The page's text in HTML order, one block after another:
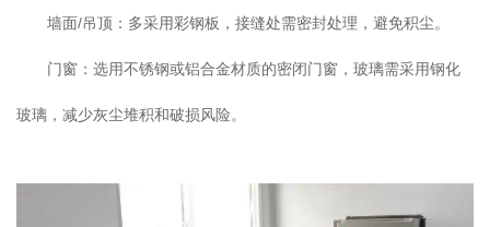
墙面/吊顶：多采用彩钢板，接缝处需密封处理，避免积尘。
门窗：选用不锈钢或铝合金材质的密闭门窗，玻璃需采用钢化
玻璃，减少灰尘堆积和破损风险。